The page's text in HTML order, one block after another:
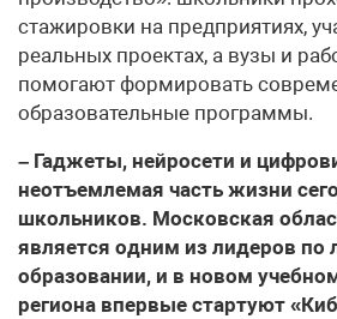
стажировки на предприятиях,
реальных проектах, а вузы и
помогают формировать
образовательные программы.
– Гаджеты, нейросети и
неотъемлемая часть жизни
школьников. Московская
является одним из лидеров по
образовании, и в новом
региона впервые стартуют